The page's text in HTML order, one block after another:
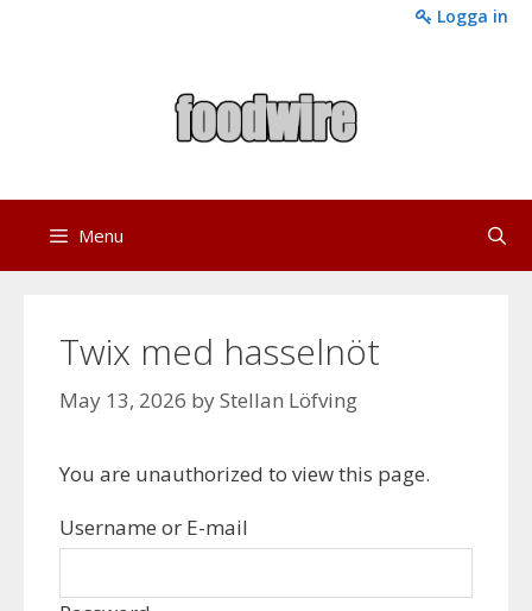
Logga in
Menu
Twix med hasselnöt
May 13, 2026 byStellan Löfving
You are unauthorized to view this page.
Username or E-mail